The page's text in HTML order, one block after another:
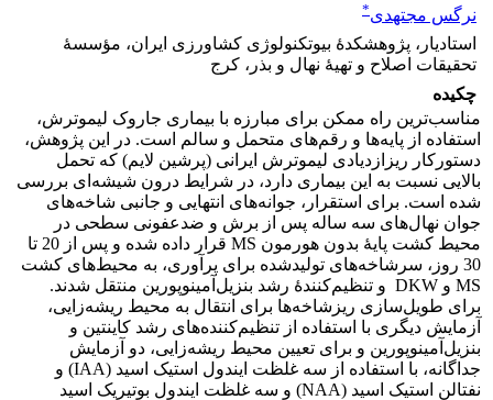
نرگس مجتهدی*
استادیار، پژوهشکدۀ بیوتکنولوژی کشاورزی ایران، مؤسسۀ
تحقیقات اصلاح و تهیۀ نهال و بذر، کرج
چکیده
مناسب‌ترین راه ممکن برای مبارزه با بیماری جاروک لیموترش،
استفاده از پایه‌ها و رقم‌های متحمل و سالم است. در این پژوهش،
دستورکار ریزازدیادی لیموترش ایرانی (پرشین لایم) که تحمل
بالایی نسبت به این بیماری دارد، در شرایط درون شیشه‌ای بررسی
شده است. برای استقرار، جوانه‌های انتهایی و جانبی شاخه‌های
جوان نهال‌های سه ساله پس از برش و ضدعفونی سطحی در
محیط کشت پایۀ بدون هورمون MS قرار داده شده و پس از 20 تا
30 روز، سرشاخه‌های تولیدشده برای پرآوری، به محیط‌های کشت
MS و DKW و تنظیم‌کنندۀ‌ رشد بنزیل‌آمینوپورین منتقل شدند.
برای طویل‌سازی ریزشاخه‌ها برای انتقال به محیط ریشه‌زایی،
آزمایش دیگری با استفاده از تنظیم‌کننده‌های رشد کاینتین و
بنزیل‌آمینوپورین و برای تعیین محیط ریشه‌زایی، دو آزمایش
جداگانه، با استفاده از سه غلظت ایندول استیک اسید (IAA) و
نفتالن استیک اسید (NAA) و سه غلظت ایندول بوتیریک اسید